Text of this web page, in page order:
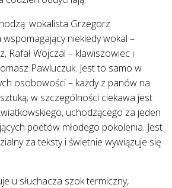
wokalista Grzegorz
niekiedy wokal –
Rafał Wojczal – klawiszowiec i
Pawluczuk. Jest to samo w
osobowości – każdy z panów na
w szczególności ciekawa jest
uchodzącego za jeden
poetów młodego pokolenia. Jest
za teksty i świetnie wywiązuje się
u słuchacza szok termiczny,